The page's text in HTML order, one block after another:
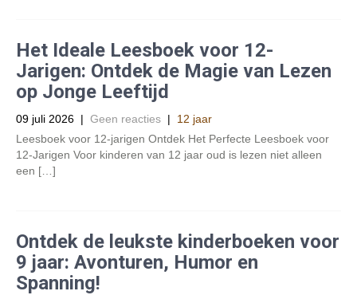
Het Ideale Leesboek voor 12-
Jarigen: Ontdek de Magie van Lezen
op Jonge Leeftijd
09 juli 2026 | Geen reacties | 12 jaar
Leesboek voor 12-jarigen Ontdek Het Perfecte Leesboek voor
12-Jarigen Voor kinderen van 12 jaar oud is lezen niet alleen
een […]
Ontdek de leukste kinderboeken voor
9 jaar: Avonturen, Humor en
Spanning!